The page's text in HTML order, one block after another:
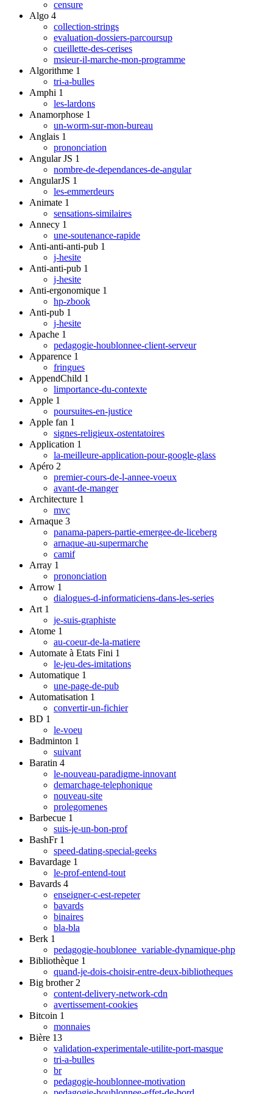
censure
Algo 4
collection-strings
evaluation-dossiers-parcoursup
cueillette-des-cerises
msieur-il-marche-mon-programme
Algorithme 1
tri-a-bulles
Amphi 1
les-lardons
Anamorphose 1
un-worm-sur-mon-bureau
Anglais 1
prononciation
Angular JS 1
nombre-de-dependances-de-angular
AngularJS 1
les-emmerdeurs
Animate 1
sensations-similaires
Annecy 1
une-soutenance-rapide
Anti-anti-anti-pub 1
j-hesite
Anti-anti-pub 1
j-hesite
Anti-ergonomique 1
hp-zbook
Anti-pub 1
j-hesite
Apache 1
pedagogie-houblonnee-client-serveur
Apparence 1
fringues
AppendChild 1
limportance-du-contexte
Apple 1
poursuites-en-justice
Apple fan 1
signes-religieux-ostentatoires
Application 1
la-meilleure-application-pour-google-glass
Apéro 2
premier-cours-de-l-annee-voeux
avant-de-manger
Architecture 1
mvc
Arnaque 3
panama-papers-partie-emergee-de-liceberg
arnaque-au-supermarche
camif
Array 1
prononciation
Arrow 1
dialogues-d-informaticiens-dans-les-series
Art 1
je-suis-graphiste
Atome 1
au-coeur-de-la-matiere
Automate à Etats Fini 1
le-jeu-des-imitations
Automatique 1
une-page-de-pub
Automatisation 1
convertir-un-fichier
BD 1
le-voeu
Badminton 1
suivant
Baratin 4
le-nouveau-paradigme-innovant
demarchage-telephonique
nouveau-site
prolegomenes
Barbecue 1
suis-je-un-bon-prof
BashFr 1
speed-dating-special-geeks
Bavardage 1
le-prof-entend-tout
Bavards 4
enseigner-c-est-repeter
bavards
binaires
bla-bla
Berk 1
pedagogie-houblonee_variable-dynamique-php
Bibliothèque 1
quand-je-dois-choisir-entre-deux-bibliotheques
Big brother 2
content-delivery-network-cdn
avertissement-cookies
Bitcoin 1
monnaies
Bière 13
validation-experimentale-utilite-port-masque
tri-a-bulles
br
pedagogie-houblonnee-motivation